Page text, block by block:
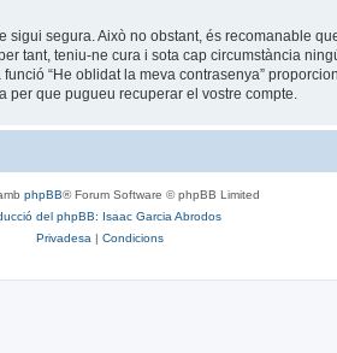
segura. Això no obstant, és recomanable
tant, teniu-ne cura i sota cap circumstància
“He oblidat la meva contrasenya”
per que pugueu recuperar el vostre compte.
phpBB® Forum Software © phpBB Limited
del phpBB: Isaac Garcia Abrodos
Privadesa | Condicions